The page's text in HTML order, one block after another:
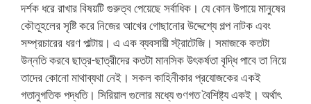
দর্শক ধরে রাখার বিষয়টি গুরুত্ব পেয়েছে সর্বাধিক। যে কোন উপায়ে মানুষের
কৌতূহলের সৃষ্টি করে নিজের আখের গোছানোর উদ্দেশ্যে গল্প নাটক এবং
সম্প্রচারের ধরণ পাল্টায়। এ এক ব্যবসায়ী স্ট্রাটেজি। সমাজকে কতটা
উন্নতি করবে ছাত্র-ছাত্রীদের কতটা মানসিক উৎকর্ষতা বৃদ্ধি পাবে তা নিয়ে
তাদের কোনো মাথাব্যথা নেই। সকল কাহিনীকার প্রযোজকের একই
গতানুগতিক পদ্ধতি। সিরিয়াল গুলোর মধ্যে গুণগত বৈশিষ্ট্য একই‌। অর্থাৎ